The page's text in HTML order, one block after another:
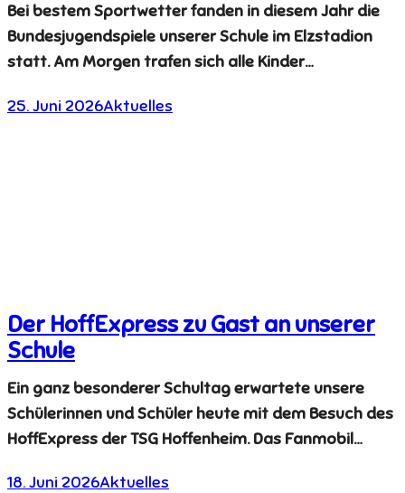
Bei bestem Sportwetter fanden in diesem Jahr die
Bundesjugendspiele unserer Schule im Elzstadion
statt. Am Morgen trafen sich alle Kinder…
25. Juni 2026Aktuelles
Der HoffExpress zu Gast an unserer
Schule
Ein ganz besonderer Schultag erwartete unsere
Schülerinnen und Schüler heute mit dem Besuch des
HoffExpress der TSG Hoffenheim. Das Fanmobil…
18. Juni 2026Aktuelles